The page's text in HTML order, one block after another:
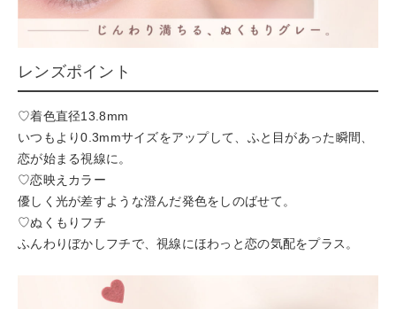
レンズポイント
♡着色直径13.8mm
いつもより0.3mmサイズをアップして、ふと目があった瞬間、
恋が始まる視線に。
♡恋映えカラー
優しく光が差すような澄んだ発色をしのばせて。
♡ぬくもりフチ
ふんわりぼかしフチで、視線にほわっと恋の気配をプラス。